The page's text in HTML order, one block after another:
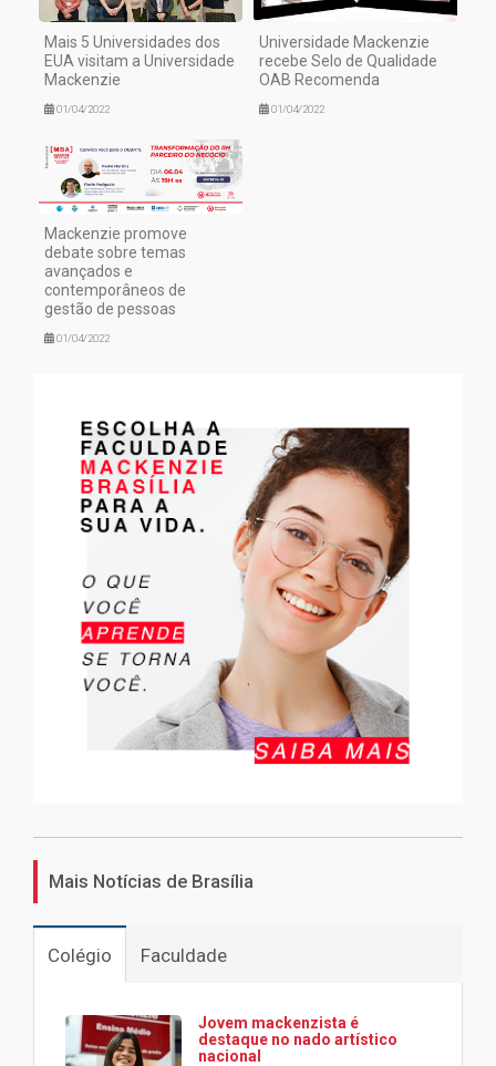
Mais 5 Universidades dos
EUA visitam a Universidade
Mackenzie
01/04/2022
Universidade Mackenzie
recebe Selo de Qualidade
OAB Recomenda
01/04/2022
Mackenzie promove
debate sobre temas
avançados e
contemporâneos de
gestão de pessoas
01/04/2022
Mais Notícias de Brasília
Colégio Faculdade
Jovem mackenzista é
destaque no nado artístico
nacional